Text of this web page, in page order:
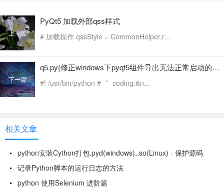
上一篇
PyQt5 加载外部qss样式
# 加载操作 qssStyle = CommonHelper.r...
下一篇
q5.py(修正windows下pyqt5组件导出无法正常启动的问题)
#! /usr/bin/python # -*- coding:&n...
相关文章
python安装Cython打包.pyd(windows),.so(Linux) - 保护源码
记录Python脚本的运行日志的方法
python 使用Selenium 进阶篇